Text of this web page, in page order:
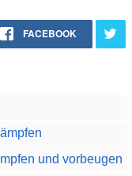
FACEBOOK
und vorbeugen